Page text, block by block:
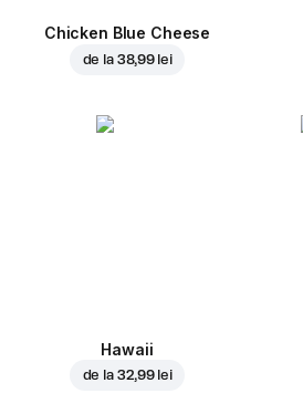
Chicken Blue Cheese
de la 38,99 lei
Hawaii
de la 32,99 lei